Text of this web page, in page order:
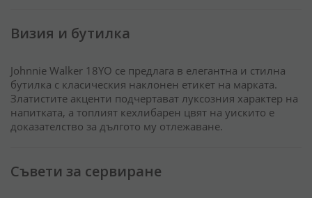
Визия и бутилка
Johnnie Walker 18YO се предлага в елегантна и стилна
бутилка с класическия наклонен етикет на марката.
Златистите акценти подчертават луксозния характер на
напитката, а топлият кехлибарен цвят на уискито е
доказателство за дългото му отлежаване.
Съвети за сервиране